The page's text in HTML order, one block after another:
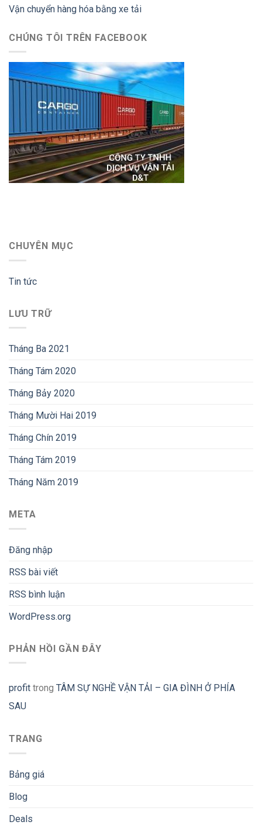
Vận chuyển hàng hóa bằng xe tải
CHÚNG TÔI TRÊN FACEBOOK
CHUYÊN MỤC
Tin tức
LƯU TRỮ
Tháng Ba 2021
Tháng Tám 2020
Tháng Bảy 2020
Tháng Mười Hai 2019
Tháng Chín 2019
Tháng Tám 2019
Tháng Năm 2019
META
Đăng nhập
RSS bài viết
RSS bình luận
WordPress.org
PHẢN HỒI GẦN ĐÂY
profit trong TÂM SỰ NGHỀ VẬN TẢI – GIA ĐÌNH Ở PHÍA
SAU
TRANG
Bảng giá
Blog
Deals